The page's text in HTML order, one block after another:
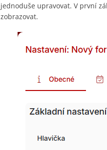
jednoduše upravovat. V první
zobrazovat.